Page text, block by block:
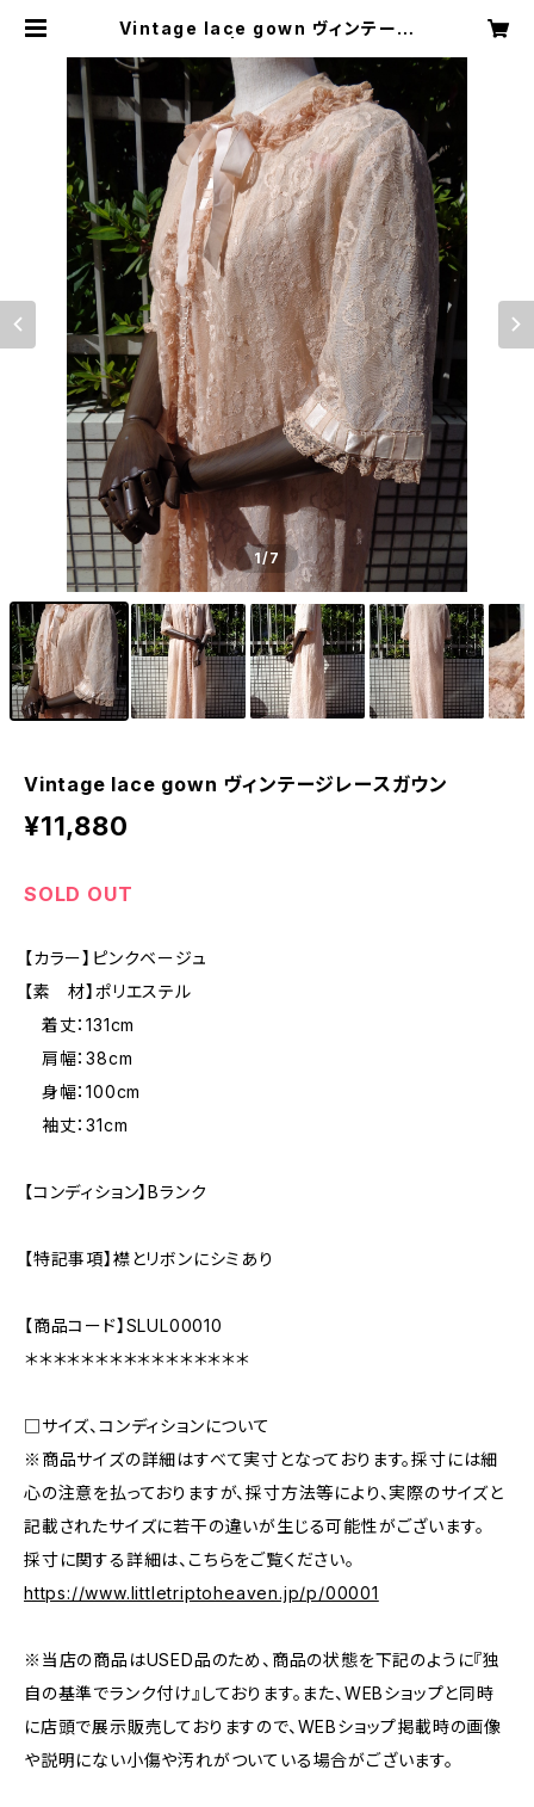
Vintage lace gown ヴィンテージ
ven
1/7
Vintage lace gown ヴィンテージレースガウン
¥11,880
SOLD OUT
【カラー】ピンクベージュ
【素 材】ポリエステル
着丈：131cm
肩幅：38cm
身幅：100cm
袖丈：31cm
【コンディション】Bランク
【特記事項】襟とリボンにシミあり
【商品コード】SLUL00010
＊＊＊＊＊＊＊＊＊＊＊＊＊＊＊＊
□サイズ、コンディションについて
※商品サイズの詳細はすべて実寸となっております。採寸には細
心の注意を払っておりますが、採寸方法等により、実際のサイズと
記載されたサイズに若干の違いが生じる可能性がございます。
採寸に関する詳細は、こちらをご覧ください。
https://www.littletriptoheaven.jp/p/00001
※当店の商品はUSED品のため、商品の状態を下記のように『独
自の基準でランク付け』しております。また、WEBショップと同時
に店頭で展示販売しておりますので、WEBショップ掲載時の画像
や説明にない小傷や汚れがついている場合がございます。